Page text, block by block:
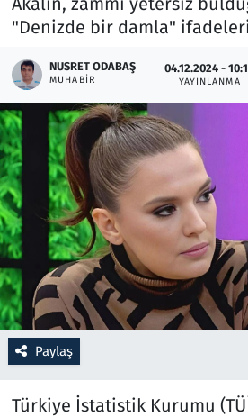
"Denizde bir damla"
NUSRET ODABAŞ
MUHABIR
04.12.2024 -
YAYINLANMA
Paylaş
Türkiye İstatistik Kurumu
Memur ve Kamu
Otomobil
Oyun
Ramazan
Resmi İlanlar
Rüya Tabirleri
Sağlık
Savunma Sanayi
Seçim 2023